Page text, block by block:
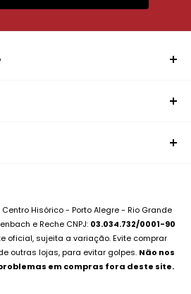
ao Consumidor)
Hisórico - Porto Alegre - Rio Grande
e Reche CNPJ: 03.034.732/0001-90
oficial, sujeita a variação. Evite comprar
outras lojas, para evitar golpes. Não nos
em compras fora deste site.